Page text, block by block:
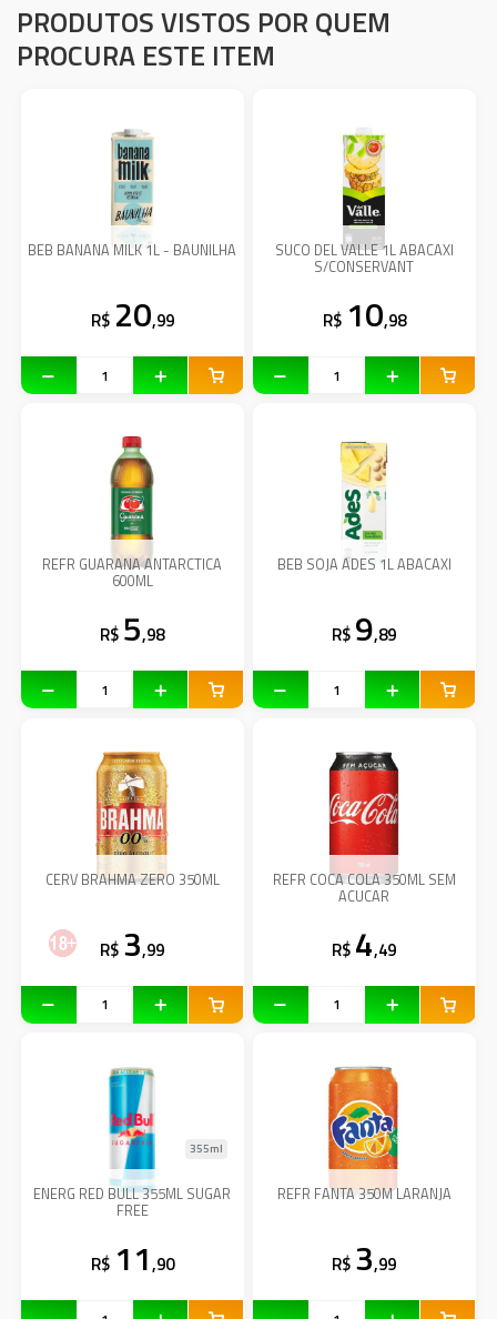
PRODUTOS VISTOS POR QUEM
PROCURA ESTE ITEM
BEB BANANA MILK 1L - BAUNILHA
R$ 20,99
SUCO DEL VALLE 1L ABACAXI
S/CONSERVANT
R$ 10,98
REFR GUARANA ANTARCTICA
600ML
R$ 5,98
BEB SOJA ADES 1L ABACAXI
R$ 9,89
CERV BRAHMA ZERO 350ML
R$ 3,99
REFR COCA COLA 350ML SEM
ACUCAR
R$ 4,49
ENERG RED BULL 355ML SUGAR
FREE
355ml
R$ 11,90
REFR FANTA 350M LARANJA
R$ 3,99